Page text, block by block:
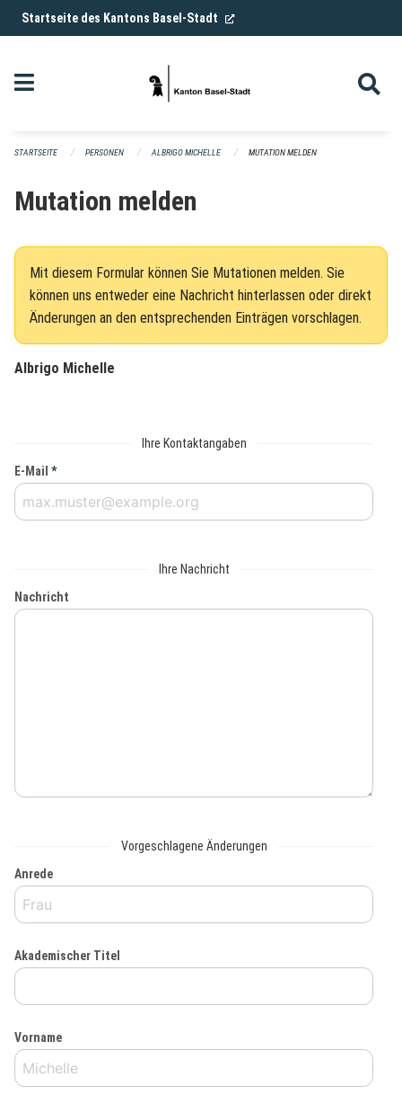
Navigation überspringen
Startseite des Kantons Basel-Stadt (External Link)
STARTSEITE PERSONEN ALBRIGO MICHELLE MUTATION MELDEN
Mutation melden
Mit diesem Formular können Sie Mutationen melden. Sie
können uns entweder eine Nachricht hinterlassen oder direkt
Änderungen an den entsprechenden Einträgen vorschlagen.
Albrigo Michelle
Ihre Kontaktangaben
E-Mail *
Ihre Nachricht
Nachricht
Vorgeschlagene Änderungen
Anrede
Akademischer Titel
Vorname